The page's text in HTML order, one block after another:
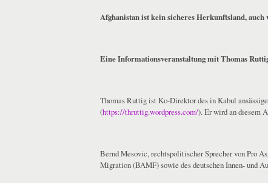
Afghanistan ist kein sicheres Herkunftsland,
Eine Informationsveranstaltung mit Thomas
Thomas Ruttig ist Ko-Direktor des in Kabul
(https://thruttig.wordpress.com/). Er wird an diesem
Bernd Mesovic, rechtspolitischer Sprecher von Pro
Migration (BAMF) sowie des deutschen Innen- und